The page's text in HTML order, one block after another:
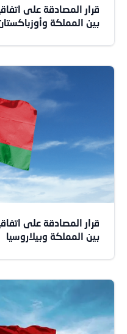
قرار المصادقة على
بين المملكة
قرار المصادقة على
بين المملكة وبيلاروسيا